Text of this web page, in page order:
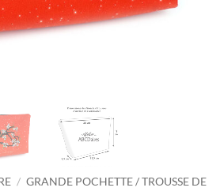
/ GRANDE POCHETTE / TROUSSE DE